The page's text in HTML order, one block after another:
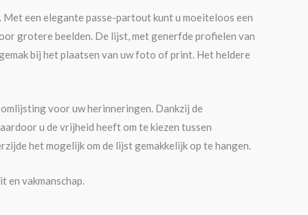
een elegante passe-partout kunt u moeiteloos een
grotere beelden. De lijst, met generfde profielen van
bij het plaatsen van uw foto of print. Het heldere
voor uw herinneringen. Dankzij de
u de vrijheid heeft om te kiezen tussen
het mogelijk om de lijst gemakkelijk op te hangen.
en vakmanschap.